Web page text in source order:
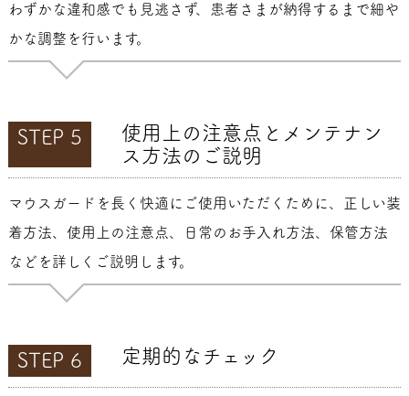
わずかな違和感でも見逃さず、患者さまが納得するまで細や
かな調整を行います。
STEP 5
使用上の注意点とメンテナン
ス方法のご説明
マウスガードを長く快適にご使用いただくために、正しい装
着方法、使用上の注意点、日常のお手入れ方法、保管方法
などを詳しくご説明します。
STEP 6 定期的なチェック